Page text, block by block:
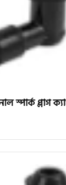
স্পার্ক প্লাগ